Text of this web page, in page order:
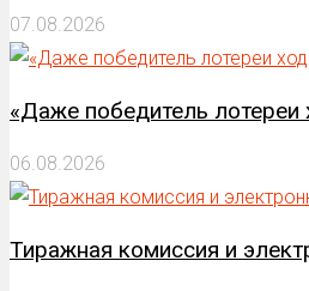
07.08.2026
«Даже победитель лотереи
06.08.2026
Тиражная комиссия и